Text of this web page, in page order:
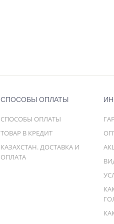
СПОСОБЫ ОПЛАТЫ
СПОСОБЫ ОПЛАТЫ
ТОВАР В КРЕДИТ
КАЗАХСТАН. ДОСТАВКА И
ОПЛАТА